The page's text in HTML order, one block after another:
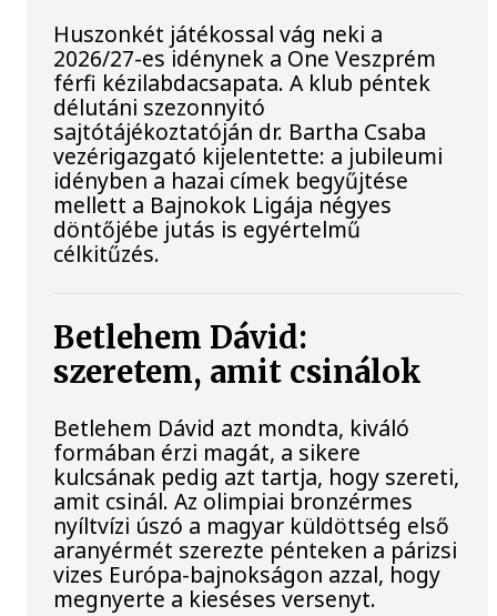
Huszonkét játékossal vág neki a
2026/27-es idénynek a One Veszprém
férfi kézilabdacsapata. A klub péntek
délutáni szezonnyitó
sajtótájékoztatóján dr. Bartha Csaba
vezérigazgató kijelentette: a jubileumi
idényben a hazai címek begyűjtése
mellett a Bajnokok Ligája négyes
döntőjébe jutás is egyértelmű
célkitűzés.
Betlehem Dávid:
szeretem, amit csinálok
Betlehem Dávid azt mondta, kiváló
formában érzi magát, a sikere
kulcsának pedig azt tartja, hogy szereti,
amit csinál. Az olimpiai bronzérmes
nyíltvízi úszó a magyar küldöttség első
aranyérmét szerezte pénteken a párizsi
vizes Európa-bajnokságon azzal, hogy
megnyerte a kieséses versenyt.